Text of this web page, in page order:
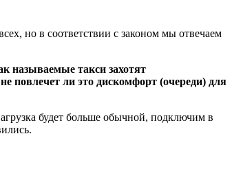
но в соответствии с законом мы отвечаем
называемые такси захотят
повлечет ли это дискомфорт (очереди) для
будет больше обычной, подключим в